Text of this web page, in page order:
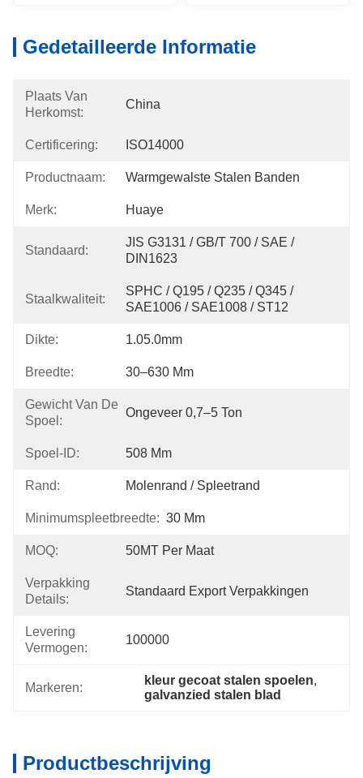
Gedetailleerde Informatie
Plaats Van
Herkomst:
China
Certificering: ISO14000
Productnaam: Warmgewalste Stalen Banden
Merk: Huaye
Standaard:
JIS G3131 / GB/T 700 / SAE /
DIN1623
Staalkwaliteit:
SPHC / Q195 / Q235 / Q345 /
SAE1006 / SAE1008 / ST12
Dikte: 1.05.0mm
Breedte: 30–630 Mm
Gewicht Van De
Spoel:
Ongeveer 0,7–5 Ton
Spoel-ID: 508 Mm
Rand: Molenrand / Spleetrand
Minimumspleetbreedte: 30 Mm
MOQ: 50MT Per Maat
Verpakking
Details:
Standaard Export Verpakkingen
Levering
Vermogen:
100000
Markeren:
kleur gecoat stalen spoelen,
galvanzied stalen blad
Productbeschrijving